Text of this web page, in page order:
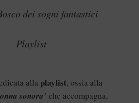
dei sogni fantastici
Playlist
alla playlist, ossia alla
sonora’ che accompagna,